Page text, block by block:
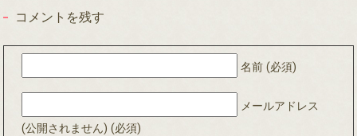
コメントを残す
名前 (必須)
メールアドレス
(公開されません) (必須)